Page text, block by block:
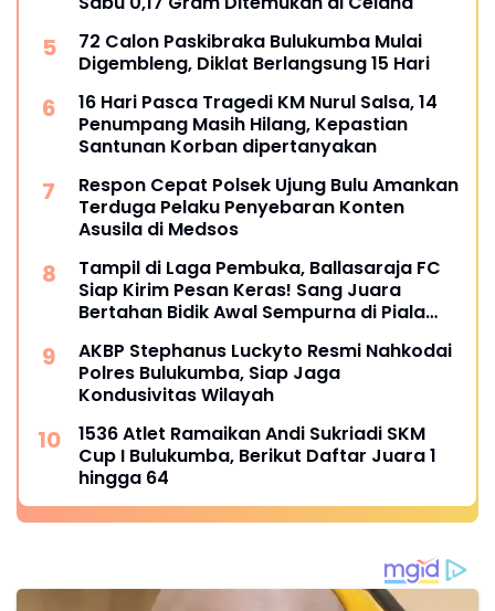
72 Calon Paskibraka Bulukumba Mulai
Digembleng, Diklat Berlangsung 15 Hari
16 Hari Pasca Tragedi KM Nurul Salsa, 14
Penumpang Masih Hilang, Kepastian
Santunan Korban dipertanyakan
Respon Cepat Polsek Ujung Bulu Amankan
Terduga Pelaku Penyebaran Konten
Asusila di Medsos
Tampil di Laga Pembuka, Ballasaraja FC
Siap Kirim Pesan Keras! Sang Juara
Bertahan Bidik Awal Sempurna di Piala
AKBP Stephanus Luckyto Resmi Nahkodai
Polres Bulukumba, Siap Jaga
Kondusivitas Wilayah
1536 Atlet Ramaikan Andi Sukriadi SKM
Cup I Bulukumba, Berikut Daftar Juara 1
hingga 64